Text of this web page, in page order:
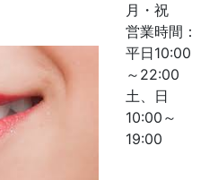
月・祝
営業時間：
平日10:00
～22:00
土、日
10:00～
19:00